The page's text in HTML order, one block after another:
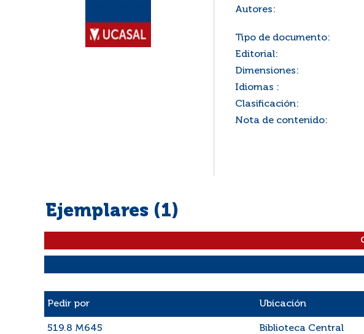
Autores:
Tipo de documento:
Editorial:
Dimensiones:
Idiomas :
Clasificación:
Nota de contenido:
Ejemplares (1)
Pedir por Ubicación
519.8 M645 Biblioteca Central